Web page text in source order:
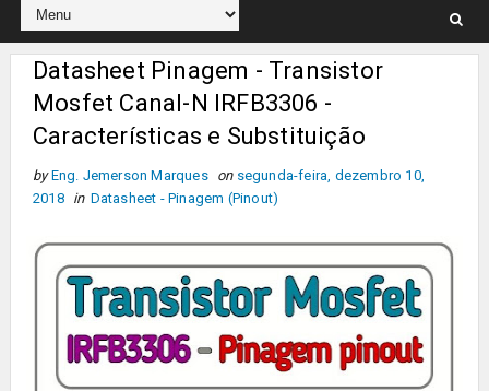
Datasheet Pinagem - Transistor
Mosfet Canal-N IRFB3306 -
Características e Substituição
by Eng. Jemerson Marques on segunda-feira, dezembro 10,
2018
in Datasheet - Pinagem (Pinout)